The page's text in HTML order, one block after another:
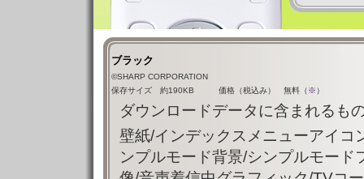
ブラック
©SHARP CORPORATION
保存サイズ 約190KB 価格（税込み） 無料（※）
ダウンロードデータに含まれるも
壁紙/インデックスメニューアイコ
ンプルモード背景/シンプルモー